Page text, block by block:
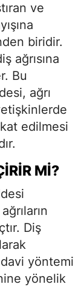
ve
biridir.
ağrısına
Bu
ağrı
edilmesi
MI?
Diş
yöntemi
yönelik